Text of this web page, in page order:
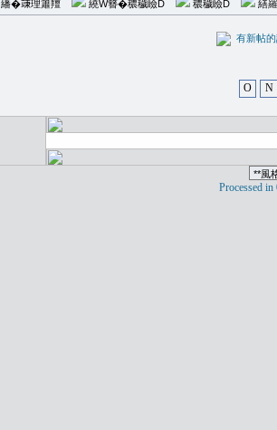
繙�𥪕理簫羶 繞W簪�穠穢瞼D 穠穢瞼D 繕
有新
O N
Processed